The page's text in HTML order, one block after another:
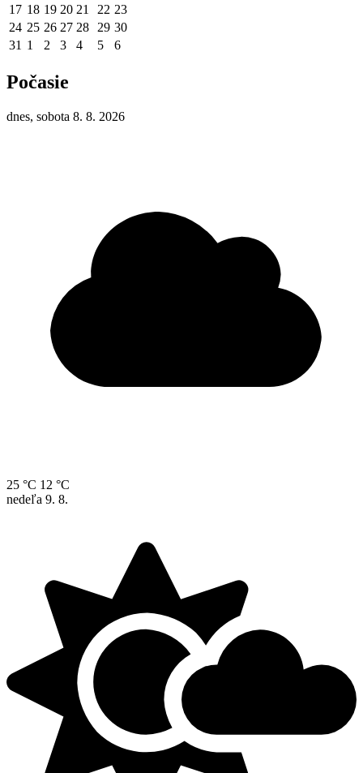
17 18 19 20 21 22 23
24 25 26 27 28 29 30
31 1 2 3 4 5 6
Počasie
dnes, sobota 8. 8. 2026
25 °C 12 °C
nedeľa 9. 8.